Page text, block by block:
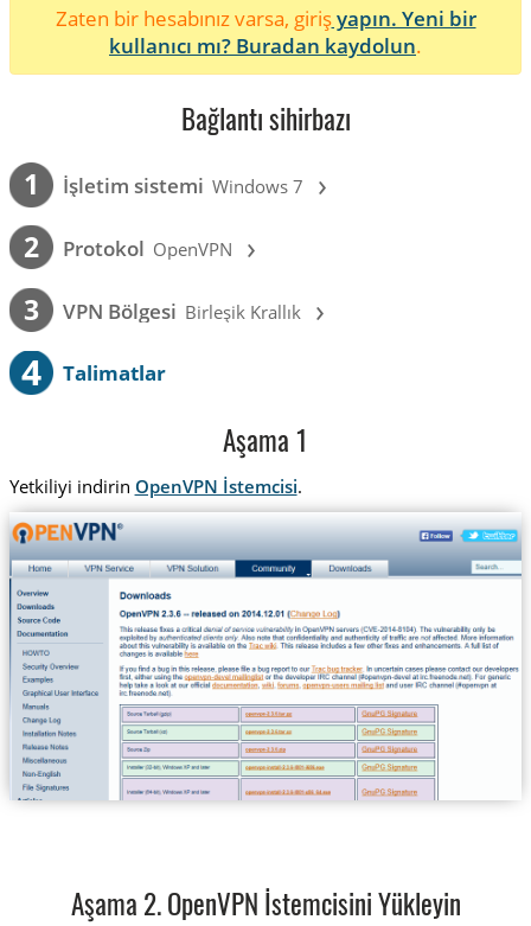
Zaten bir hesabınız varsa, girişyapın. Yeni bir
kullanıcı mı? Buradan kaydolun.
Bağlantı sihirbazı
1 İşletim sistemi Windows 7 ›
2 Protokol OpenVPN ›
3 VPN Bölgesi Birleşik Krallık ›
4 Talimatlar
Aşama 1
Yetkiliyi indirin OpenVPN İstemcisi.
Aşama 2. OpenVPN İstemcisini Yükleyin